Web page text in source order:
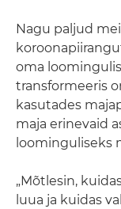
Nagu paljud
oma
transformeeris
kasutades
maja erinevaid
loominguliseks
„Mõtlesin,
luua ja kuidas